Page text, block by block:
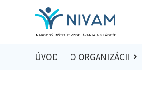
ÚVOD O ORGANIZÁCII